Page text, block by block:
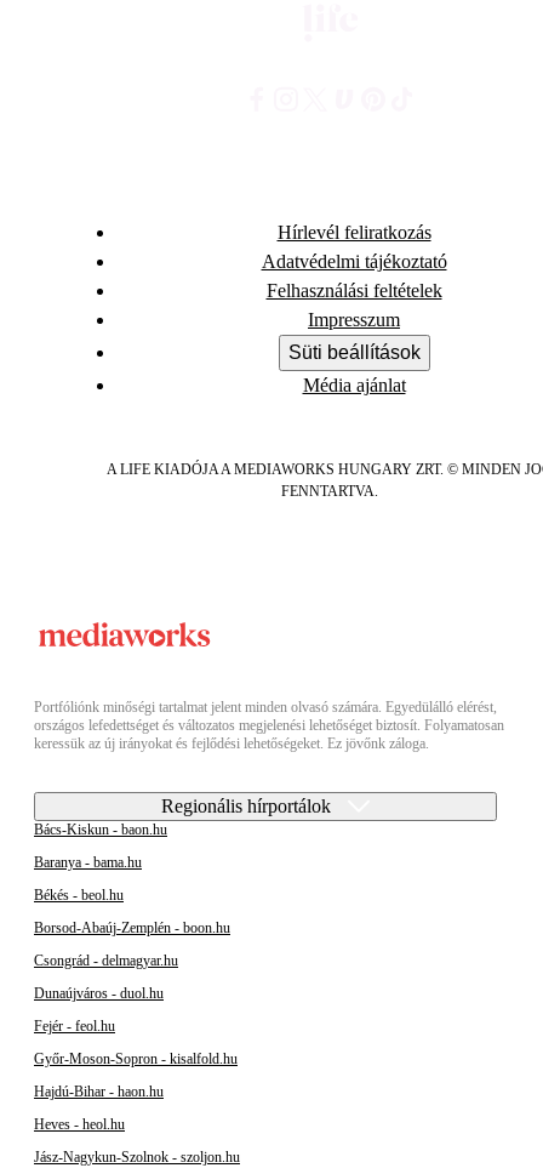
Hírlevél feliratkozás
Adatvédelmi tájékoztató
Felhasználási feltételek
Impresszum
Süti beállítások
Média ajánlat
A LIFE KIADÓJA A MEDIAWORKS HUNGARY ZRT. © MINDEN
FENNTARTVA.
Portfóliónk minőségi tartalmat jelent minden olvasó számára. Egyedülálló elérést,
országos lefedettséget és változatos megjelenési lehetőséget biztosít. Folyamatosan
keressük az új irányokat és fejlődési lehetőségeket. Ez jövőnk záloga.
Regionális hírportálok
Bács-Kiskun - baon.hu
Baranya - bama.hu
Békés - beol.hu
Borsod-Abaúj-Zemplén - boon.hu
Csongrád - delmagyar.hu
Dunaújváros - duol.hu
Fejér - feol.hu
Győr-Moson-Sopron - kisalfold.hu
Hajdú-Bihar - haon.hu
Heves - heol.hu
Jász-Nagykun-Szolnok - szoljon.hu